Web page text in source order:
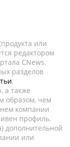
или
редактором
CNews.
разделов
,
а также
образом, чем
компании
профиль.
дополнительной
или